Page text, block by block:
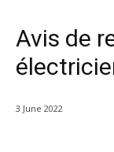
Avis de
3 June 2022